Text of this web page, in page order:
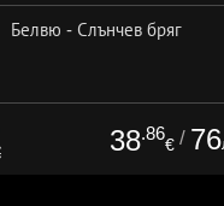
Белвю - Слънчев бряг
38.86
€ / 76